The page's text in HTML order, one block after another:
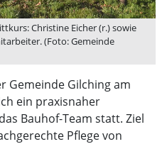
Christine Eicher (r.) sowie
(Foto: Gemeinde
Gemeinde Gilching am
ein praxisnaher
Bauhof-Team statt. Ziel
Pflege von